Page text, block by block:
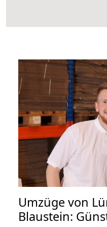
Umzüge von
Blaustein: